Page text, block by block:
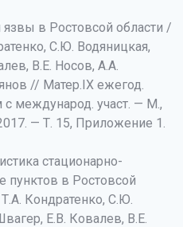
в Ростовсой области /
С.Ю. Водяницкая,
В.Е. Носов, А.А.
// Матер.IХ ежегод.
с международ. участ. — М.,
— Т. 15, Приложение 1.
стационарно-
пунктов в Ростовсой
Кондратенко, С.Ю.
Е.В. Ковалев, В.Е.